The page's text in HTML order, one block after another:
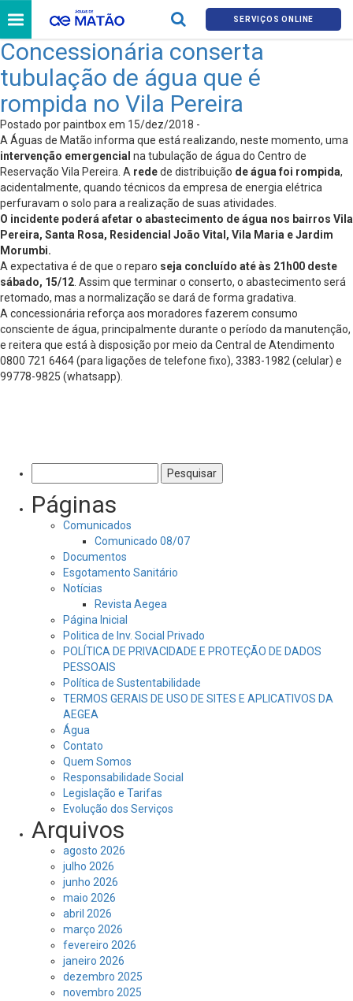
SERVIÇOS ONLINE
Concessionária conserta
tubulação de água que é
rompida no Vila Pereira
Postado por paintbox em 15/dez/2018 -
A Águas de Matão informa que está realizando, neste momento, uma
intervenção emergencial na tubulação de água do Centro de
Reservação Vila Pereira. A redede distribuição de água foi rompida,
acidentalmente, quando técnicos da empresa de energia elétrica
perfuravam o solo para a realização de suas atividades.
O incidente poderá afetar o abastecimento de água nos bairros Vila
Pereira, Santa Rosa, Residencial João Vital, Vila Maria e Jardim
Morumbi.
A expectativa é de que o reparo seja concluído até às 21h00 deste
sábado, 15/12 . Assim que terminar o conserto, o abastecimento será
retomado, mas a normalização se dará de forma gradativa.
A concessionária reforça aos moradores fazerem consumo
consciente de água, principalmente durante o período da manutenção,
e reitera que está à disposição por meio da Central de Atendimento
0800 721 6464 (para ligações de telefone fixo), 3383-1982 (celular) e
99778-9825 (whatsapp).
por:
Páginas
Comunicados
Comunicado 08/07
Documentos
Esgotamento Sanitário
Notícias
Revista Aegea
Página Inicial
Politica de Inv. Social Privado
POLÍTICA DE PRIVACIDADE E PROTEÇÃO DE DADOS
PESSOAIS
Política de Sustentabilidade
TERMOS GERAIS DE USO DE SITES E APLICATIVOS DA
AEGEA
Água
Contato
Quem Somos
Responsabilidade Social
Legislação e Tarifas
Evolução dos Serviços
Arquivos
agosto 2026
julho 2026
junho 2026
maio 2026
abril 2026
março 2026
fevereiro 2026
janeiro 2026
dezembro 2025
novembro 2025